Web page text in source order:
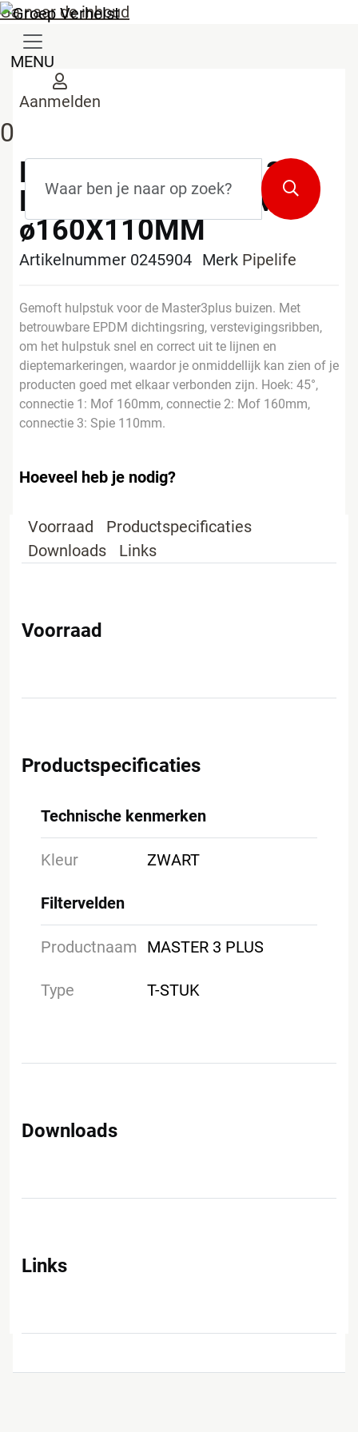
Ga naar de inhoud
MENU
Aanmelden
0
Zoeken
PIPELIFE MASTER 3
PLUS T-STUK 45° MS
ø160X110MM
Artikelnummer 0245904 Merk Pipelife
Gemoft hulpstuk voor de Master3plus buizen. Met
betrouwbare EPDM dichtingsring, verstevigingsribben,
om het hulpstuk snel en correct uit te lijnen en
dieptemarkeringen, waardor je onmiddellijk kan zien of je
producten goed met elkaar verbonden zijn. Hoek: 45°,
connectie 1: Mof 160mm, connectie 2: Mof 160mm,
connectie 3: Spie 110mm.
Hoeveel heb je nodig?
Voorraad
Productspecificaties
Downloads
Links
Voorraad
Productspecificaties
Technische kenmerken
Kleur ZWART
Filtervelden
Productnaam MASTER 3 PLUS
Type T-STUK
Downloads
Links